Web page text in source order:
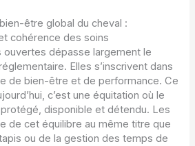
être global du cheval :
cohérence des soins
ouvertes dépasse largement le
Elles s’inscrivent dans
de bien-être et de performance. Ce
c’est une équitation où le
disponible et détendu. Les
de cet équilibre au même titre que
ou de la gestion des temps de